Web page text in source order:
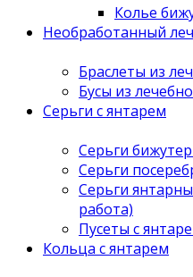
Колье
Необработанный
Браслеты из
Бусы из
Серьги с янтарем
Серьги
Серьги
Серьги
работа)
Пусеты с
Кольца с янтарем